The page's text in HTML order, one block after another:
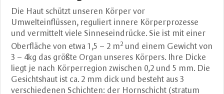
Die Haut schützt unseren Körper vor
Umwelteinflüssen, reguliert innere Körperprozesse
und vermittelt viele Sinneseindrücke. Sie ist mit einer
Oberfläche von etwa 1,5 – 2 m2 und einem Gewicht von
3 – 4kg das größte Organ unseres Körpers. Ihre Dicke
liegt je nach Körperregion zwischen 0,2 und 5 mm. Die
Gesichtshaut ist ca. 2 mm dick und besteht aus 3
verschiedenen Schichten: der Hornschicht (stratum